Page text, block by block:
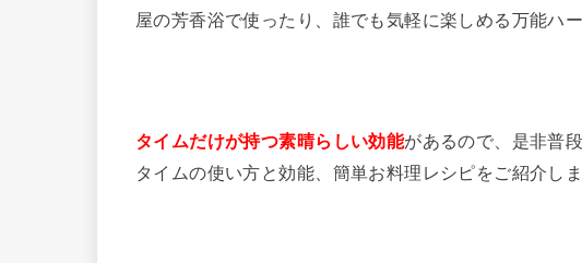
屋の芳香浴で使ったり、誰でも気軽に楽しめる万能ハ
タイムだけが持つ素晴らしい効能があるので、是非普
タイムの使い方と効能、簡単お料理レシピをご紹介しま